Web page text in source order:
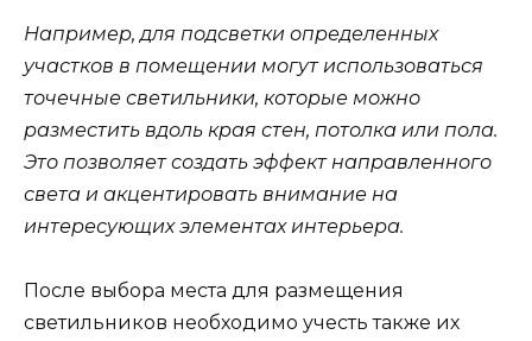
Например, для подсветки определенных
участков в помещении могут использоваться
точечные светильники, которые можно
разместить вдоль края стен, потолка или пола.
Это позволяет создать эффект направленного
света и акцентировать внимание на
интересующих элементах интерьера.
После выбора места для размещения
светильников необходимо учесть также их